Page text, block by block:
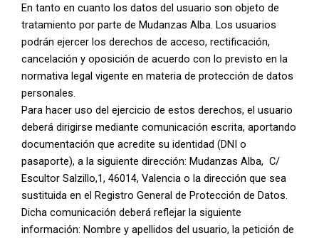
En tanto en cuanto los datos del usuario son objeto de
tratamiento por parte de Mudanzas Alba. Los usuarios
podrán ejercer los derechos de acceso, rectificación,
cancelación y oposición de acuerdo con lo previsto en la
normativa legal vigente en materia de protección de datos
personales.
Para hacer uso del ejercicio de estos derechos, el usuario
deberá dirigirse mediante comunicación escrita, aportando
documentación que acredite su identidad (DNI o
pasaporte), a la siguiente dirección: Mudanzas Alba, C/
Escultor Salzillo,1, 46014, Valencia o la dirección que sea
sustituida en el Registro General de Protección de Datos.
Dicha comunicación deberá reflejar la siguiente
información: Nombre y apellidos del usuario, la petición de